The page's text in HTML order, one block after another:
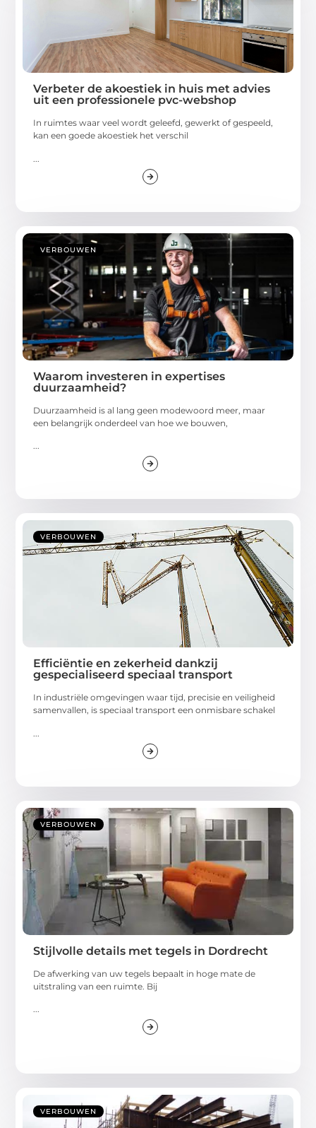
Verbeter de akoestiek in huis met advies
uit een professionele pvc-webshop
In ruimtes waar veel wordt geleefd, gewerkt of gespeeld,
kan een goede akoestiek het verschil
VERBOUWEN
Waarom investeren in expertises
duurzaamheid?
Duurzaamheid is al lang geen modewoord meer, maar
een belangrijk onderdeel van hoe we bouwen,
...
VERBOUWEN
Efficiëntie en zekerheid dankzij
gespecialiseerd speciaal transport
In industriële omgevingen waar tijd, precisie en veiligheid
samenvallen, is speciaal transport een onmisbare schakel
VERBOUWEN
Stijlvolle details met tegels in Dordrecht
De afwerking van uw tegels bepaalt in hoge mate de
uitstraling van een ruimte. Bij
...
VERBOUWEN